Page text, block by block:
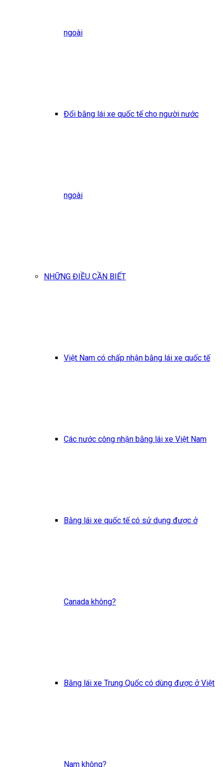
ngoài
Đổi bằng lái xe quốc tế cho người nước
ngoài
NHỮNG ĐIỀU CẦN BIẾT
Việt Nam có chấp nhận bằng lái xe quốc tế
Các nước công nhận bằng lái xe Việt Nam
Bằng lái xe quốc tế có sử dụng được ở
Canada không?
Bằng lái xe Trung Quốc có dùng được ở Việt
Nam không?